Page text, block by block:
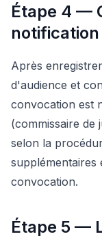
Étape 4 —
notification
Après
d'audience et
convocation est
(commissaire de
selon la
supplémentaires
convocation.
Étape 5 —